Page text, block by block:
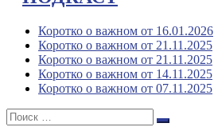
Коротко о важном от 16.01.2026
Коротко о важном от 21.11.2025
Коротко о важном от 21.11.2025
Коротко о важном от 14.11.2025
Коротко о важном от 07.11.2025
Поиск:
Поиск